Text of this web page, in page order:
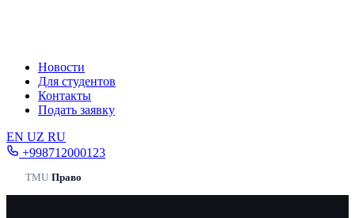
Новости
Для студентов
Контакты
Подать заявку
EN UZ RU
+998712000123
TMU/Право